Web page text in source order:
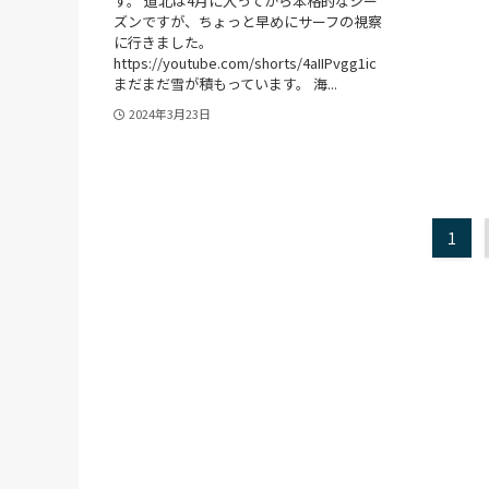
ズンですが、ちょっと早めにサーフの視察
に行きました。
https://youtube.com/shorts/4aIIPvgg1ic
まだまだ雪が積もっています。 海...
2024年3月23日
1